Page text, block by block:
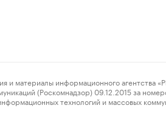
информационного агентства
(Роскомнадзор) 09.12.2015 за
технологий и массовых